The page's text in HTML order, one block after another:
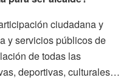
ciudadana y
y servicios públicos de
de todas las
deportivas, culturales…